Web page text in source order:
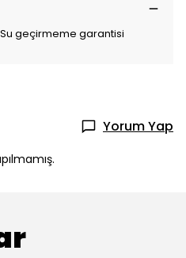
geçirmeme garantisi
Yorum Yap